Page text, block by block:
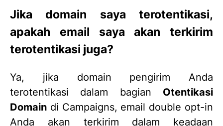
Jika domain saya terotentikasi,
apakah email saya akan terkirim
terotentikasi juga?
Ya, jika domain pengirim Anda
terotentikasi dalam bagian Otentikasi
Domain di Campaigns, email double opt-in
Anda akan terkirim dalam keadaan